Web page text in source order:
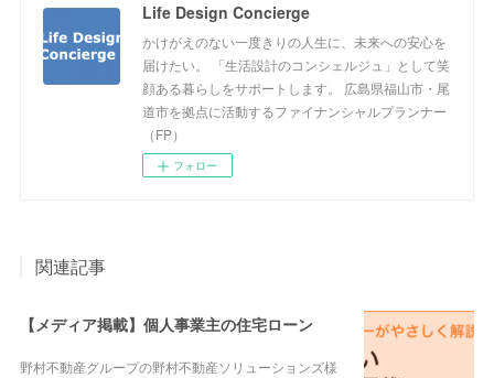
Life Design Concierge
かけがえのない一度きりの人生に、未来への安心を
届けたい。 「生活設計のコンシェルジュ」として笑
顔ある暮らしをサポートします。 広島県福山市・尾
道市を拠点に活動するファイナンシャルプランナー
（FP）
フォロー
関連記事
【メディア掲載】個人事業主の住宅ローン
野村不動産グループの野村不動産ソリューションズ様